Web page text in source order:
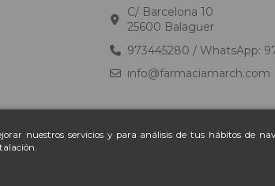
nuestros servicios y para análisis de tus hábitos de
C/ Barcelona 10
25600 Balaguer
973445280 / WhatsApp:
info@farmaciamarch.com